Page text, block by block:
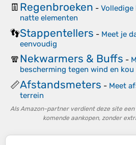
👖 Regenbroeken - Volledige
natte elementen
👣Stappentellers - Meet je
eenvoudig
🧣Nekwarmers & Buffs -
bescherming tegen wind en kou
📏Afstandsmeters - Meet
terrein
Als Amazon-partner verdient deze site
komende aankopen, zonder